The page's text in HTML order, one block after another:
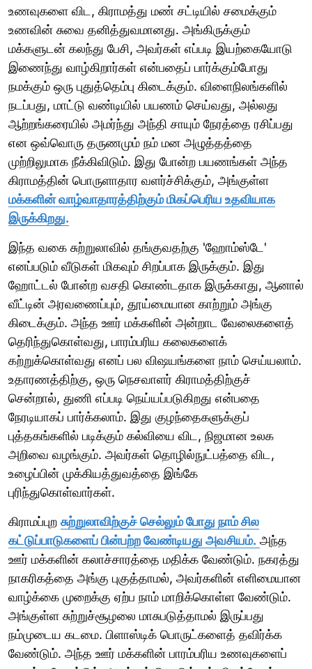
உணவுகளை விட, கிராமத்து மண் சட்டியில் சமைக்கும்
உணவின் சுவை தனித்துவமானது. அங்கிருக்கும்
மக்களுடன் கலந்து பேசி, அவர்கள் எப்படி இயற்கையோடு
இணைந்து வாழ்கிறார்கள் என்பதைப் பார்க்கும்போது
நமக்கும் ஒரு புதுத்தெம்பு கிடைக்கும். விளைநிலங்களில்
நடப்பது, மாட்டு வண்டியில் பயணம் செய்வது, அல்லது
ஆற்றங்கரையில் அமர்ந்து அந்தி சாயும் நேரத்தை ரசிப்பது
என ஒவ்வொரு தருணமும் நம் மன அழுத்தத்தை
முற்றிலுமாக நீக்கிவிடும். இது போன்ற பயணங்கள் அந்த
கிராமத்தின் பொருளாதார வளர்ச்சிக்கும், அங்குள்ள
மக்களின் வாழ்வாதாரத்திற்கும் மிகப்பெரிய உதவியாக
இருக்கிறது.
இந்த வகை சுற்றுலாவில் தங்குவதற்கு 'ஹோம்ஸ்டே'
எனப்படும் வீடுகள் மிகவும் சிறப்பாக இருக்கும். இது
ஹோட்டல் போன்ற வசதி கொண்டதாக இருக்காது, ஆனால்
வீட்டின் அரவணைப்பும், தூய்மையான காற்றும் அங்கு
கிடைக்கும். அந்த ஊர் மக்களின் அன்றாட வேலைகளைத்
தெரிந்துகொள்வது, பாரம்பரிய கலைகளைக்
கற்றுக்கொள்வது எனப் பல விஷயங்களை நாம் செய்யலாம்.
உதாரணத்திற்கு, ஒரு நெசவாளர் கிராமத்திற்குச்
சென்றால், துணி எப்படி நெய்யப்படுகிறது என்பதை
நேரடியாகப் பார்க்கலாம். இது குழந்தைகளுக்குப்
புத்தகங்களில் படிக்கும் கல்வியை விட, நிஜமான உலக
அறிவை வழங்கும். அவர்கள் தொழில்நுட்பத்தை விட,
உழைப்பின் முக்கியத்துவத்தை இங்கே
புரிந்துகொள்வார்கள்.
கிராமப்புற சுற்றுலாவிற்குச் செல்லும் போது நாம் சில
கட்டுப்பாடுகளைப் பின்பற்ற வேண்டியது அவசியம். அந்த
ஊர் மக்களின் கலாச்சாரத்தை மதிக்க வேண்டும். நகரத்து
நாகரிகத்தை அங்கு புகுத்தாமல், அவர்களின் எளிமையான
வாழ்க்கை முறைக்கு ஏற்ப நாம் மாறிக்கொள்ள வேண்டும்.
அங்குள்ள சுற்றுச்சூழலை மாசுபடுத்தாமல் இருப்பது
நம்முடைய கடமை. பிளாஸ்டிக் பொருட்களைத் தவிர்க்க
வேண்டும். அந்த ஊர் மக்களின் பாரம்பரிய உணவுகளைப்